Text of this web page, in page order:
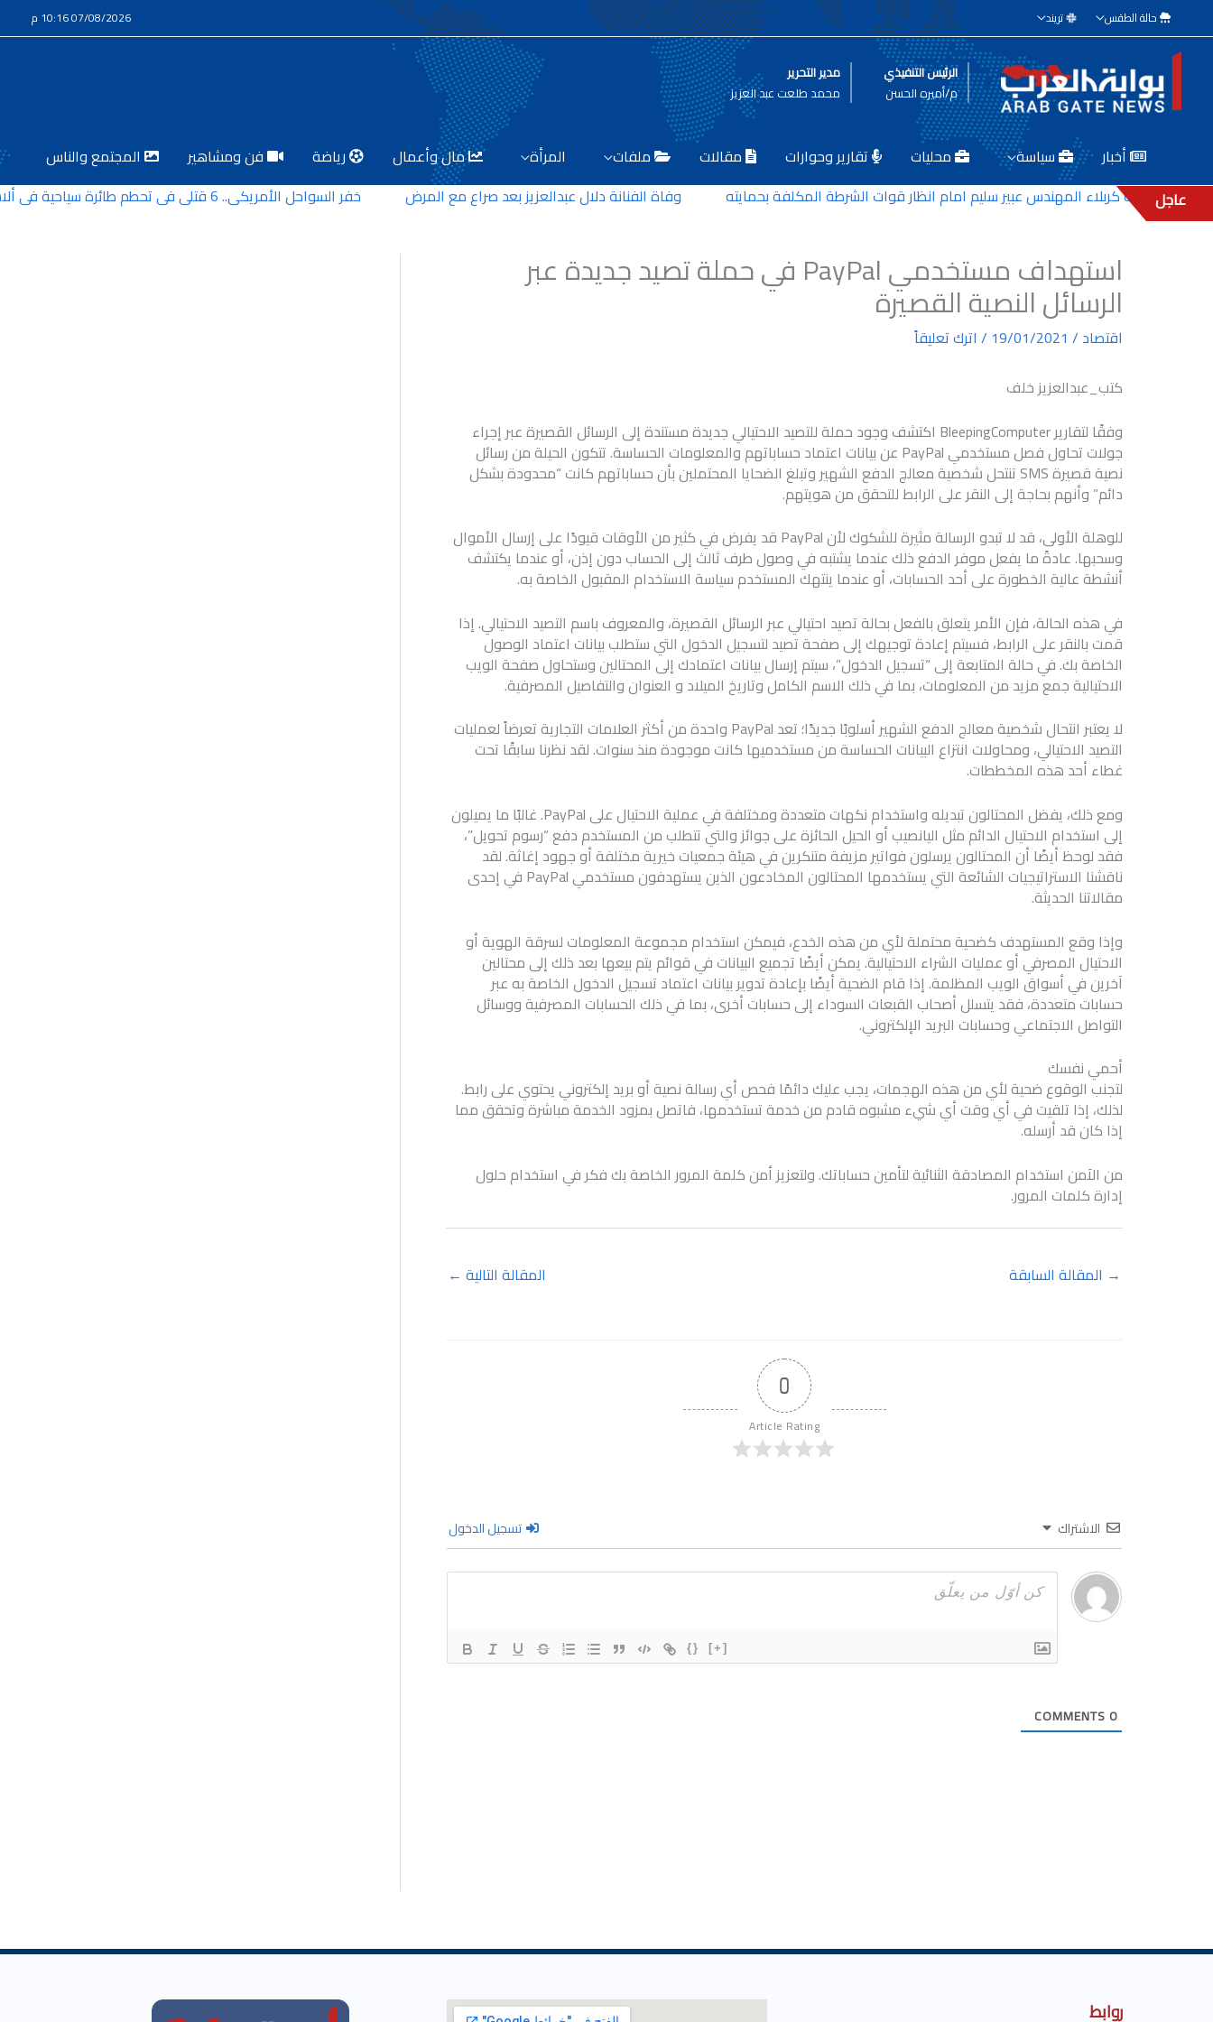
إلى
المحتوى
حالة الطقس تريند 07/08/2026 10:16 م
الرئيس التنفيذي
م/أميره الحسن
مدير التحرير
محمد طلعت عبد العزيز
أخبار سياسة محليات تقارير وحوارات مقالات ملفات المرأة مال وأعمال رياضة فن ومشاهير
المجتمع والناس
عاجل
بلدية كربلاء المهندس عبير سليم امام انظار قوات الشرطة المكلفة بحمايته وفاة الفنانة دلال عبدالعزيز بعد صراع مع المرض خفر السواحل الأمريكي.. 6 قتلى في تحطم طائرة سياحية في ألاسكا
استهداف مستخدمي PayPal في حملة تصيد جديدة عبر
الرسائل النصية القصيرة
اقتصاد /
19/01/2021
/ اترك تعليقاً
كتب_عبدالعزيز خلف
وفقًا لتقارير BleepingComputer اكتشف وجود حملة للتصيد الاحتيالي جديدة مستندة إلى الرسائل القصيرة عبر إجراء
جولات تحاول فصل مستخدمي PayPal عن بيانات اعتماد حساباتهم والمعلومات الحساسة. تتكون الحيلة من رسائل
نصية قصيرة SMS تنتحل شخصية معالج الدفع الشهير وتبلغ الضحايا المحتملين بأن حساباتهم كانت “محدودة بشكل
دائم” وأنهم بحاجة إلى النقر على الرابط للتحقق من هويتهم.
للوهلة الأولى، قد لا تبدو الرسالة مثيرة للشكوك لأن PayPal قد يفرض في كثير من الأوقات قيودًا على إرسال الأموال
وسحبها. عادةً ما يفعل موفر الدفع ذلك عندما يشتبه في وصول طرف ثالث إلى الحساب دون إذن، أو عندما يكتشف
أنشطة عالية الخطورة على أحد الحسابات، أو عندما ينتهك المستخدم سياسة الاستخدام المقبول الخاصة به.
في هذه الحالة، فإن الأمر يتعلق بالفعل بحالة تصيد احتيالي عبر الرسائل القصيرة، والمعروف باسم التصيد الاحتيالي. إذا
قمت بالنقر على الرابط، فسيتم إعادة توجيهك إلى صفحة تصيد لتسجيل الدخول التي ستطلب بيانات اعتماد الوصول
الخاصة بك. في حالة المتابعة إلى “تسجيل الدخول”، سيتم إرسال بيانات اعتمادك إلى المحتالين وستحاول صفحة الويب
الاحتيالية جمع مزيد من المعلومات، بما في ذلك الاسم الكامل وتاريخ الميلاد و العنوان والتفاصيل المصرفية.
لا يعتبر انتحال شخصية معالج الدفع الشهير أسلوبًا جديدًا؛ تعد PayPal واحدة من أكثر العلامات التجارية تعرضاً لعمليات
التصيد الاحتيالي، ومحاولات انتزاع البيانات الحساسة من مستخدميها كانت موجودة منذ سنوات. لقد نظرنا سابقًا تحت
غطاء أحد هذه المخططات.
ومع ذلك، يفضل المحتالون تبديله واستخدام نكهات متعددة ومختلفة في عملية الاحتيال على PayPal. غالبًا ما يميلون
إلى استخدام الاحتيال الدائم مثل اليانصيب أو الحيل الحائزة على جوائز والتي تتطلب من المستخدم دفع “رسوم تحويل”،
فقد لوحظ أيضًا أن المحتالون يرسلون فواتير مزيفة متنكرين في هيئة جمعيات خيرية مختلفة أو جهود إغاثة. لقد
ناقشنا الاستراتيجيات الشائعة التي يستخدمها المحتالون المخادعون الذين يستهدفون مستخدمي PayPal في إحدى
مقالاتنا الحديثة.
وإذا وقع المستهدف كضحية محتملة لأي من هذه الخدع، فيمكن استخدام مجموعة المعلومات لسرقة الهوية أو
الاحتيال المصرفي أو عمليات الشراء الاحتيالية. يمكن أيضًا تجميع البيانات في قوائم يتم بيعها بعد ذلك إلى محتالين
آخرين في أسواق الويب المظلمة. إذا قام الضحية أيضًا بإعادة تدوير بيانات اعتماد تسجيل الدخول الخاصة به عبر
حسابات متعددة، فقد يتسلل أصحاب القبعات السوداء إلى حسابات أخرى، بما في ذلك الحسابات المصرفية ووسائل
التواصل الاجتماعي وحسابات البريد الإلكتروني.
أحمي نفسك
لتجنب الوقوع ضحية لأي من هذه الهجمات، يجب عليك دائمًا فحص أي رسالة نصية أو بريد إلكتروني يحتوي على رابط.
لذلك، إذا تلقيت في أي وقت أي شيء مشبوه قادم من خدمة تستخدمها، فاتصل بمزود الخدمة مباشرة وتحقق مما
إذا كان قد أرسله.
من الاَمن استخدام المصادقة الثنائية لتأمين حساباتك. ولتعزيز أمن كلمة المرور الخاصة بك فكر في استخدام حلول
إدارة كلمات المرور.
→ المقالة السابقة المقالة التالية ←
0
Article Rating
الاشتراك تسجيل الدخول
{} [+]
0
روابط